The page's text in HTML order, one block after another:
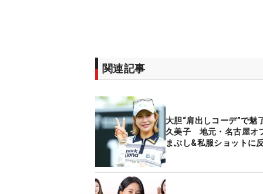
関連記事
大胆“肩出しコーデ”で魅
久美子 地元・名古屋オ
まぶし&私服ショットに